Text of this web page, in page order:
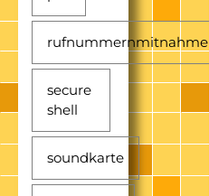
rufnummernmitnahme
secure
shell
soundkarte